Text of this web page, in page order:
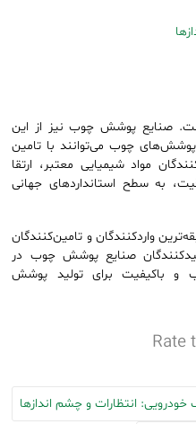
صنایع پوشش چوب نیز از این
چوب می‌توانند با تامین
مواد شیمیایی معتبر، ارتقا
به سطح استانداردهای جهانی
واردکنندگان و تامین‌کنندگان
صنایع پوشش چوب در
و باکیفیت برای تولید پوشش
Rate
خودرویی: انتظارات و چشم اندازها